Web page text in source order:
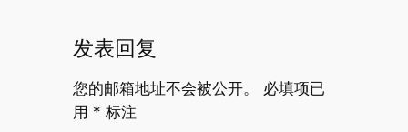
发表回复
您的邮箱地址不会被公开。
必填项已
用 * 标注